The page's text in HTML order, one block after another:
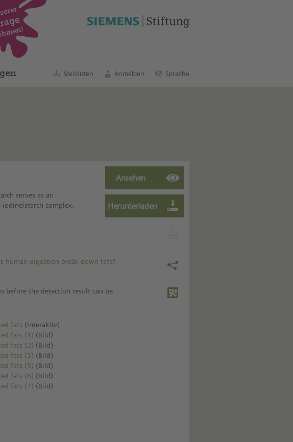
Merklisten Anmelden Sprache
serves as an
starch complex.
human digestion break down fats?
before the detection result can be
fats (Interaktiv)
fats (1) (Bild)
fats (2) (Bild)
fats (3) (Bild)
fats (5) (Bild)
fats (6) (Bild)
fats (7) (Bild)
auf unserem spanischen Bildungsportal